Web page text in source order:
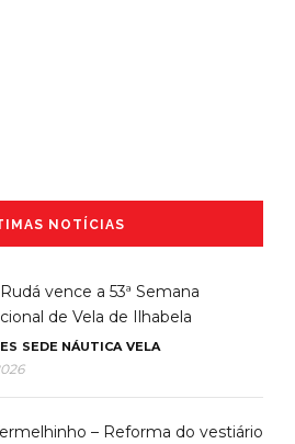
NOTÍCIAS
vence a 53ª Semana
de Vela de Ilhabela
SEDE NÁUTICA VELA
– Reforma do vestiário